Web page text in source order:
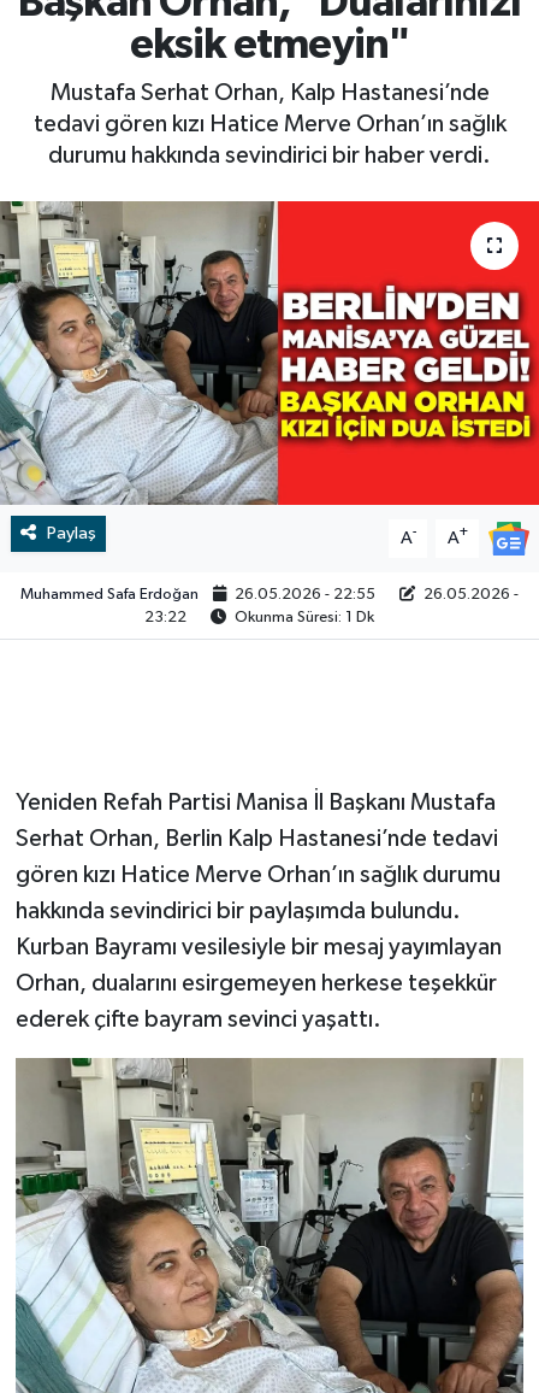
eksik etmeyin"
Mustafa Serhat Orhan, Kalp Hastanesi’nde
tedavi gören kızı Hatice Merve Orhan’ın sağlık
durumu hakkında sevindirici bir haber verdi.
Paylaş A- A+
Muhammed Safa Erdoğan 26.05.2026 - 22:55
26.05.2026 -
23:22
Okunma Süresi: 1 Dk
Yeniden Refah Partisi Manisa İl Başkanı Mustafa
Serhat Orhan, Berlin Kalp Hastanesi’nde tedavi
gören kızı Hatice Merve Orhan’ın sağlık durumu
hakkında sevindirici bir paylaşımda bulundu.
Kurban Bayramı vesilesiyle bir mesaj yayımlayan
Orhan, dualarını esirgemeyen herkese teşekkür
ederek çifte bayram sevinci yaşattı.
RESMİ İLAN
BİLİM VE TEKNOLOJİ
RESMİ İLAN
Yaşam
Tarih
Çevre
Dünya
İletişim
Künye
SPOR
Vefat
Video